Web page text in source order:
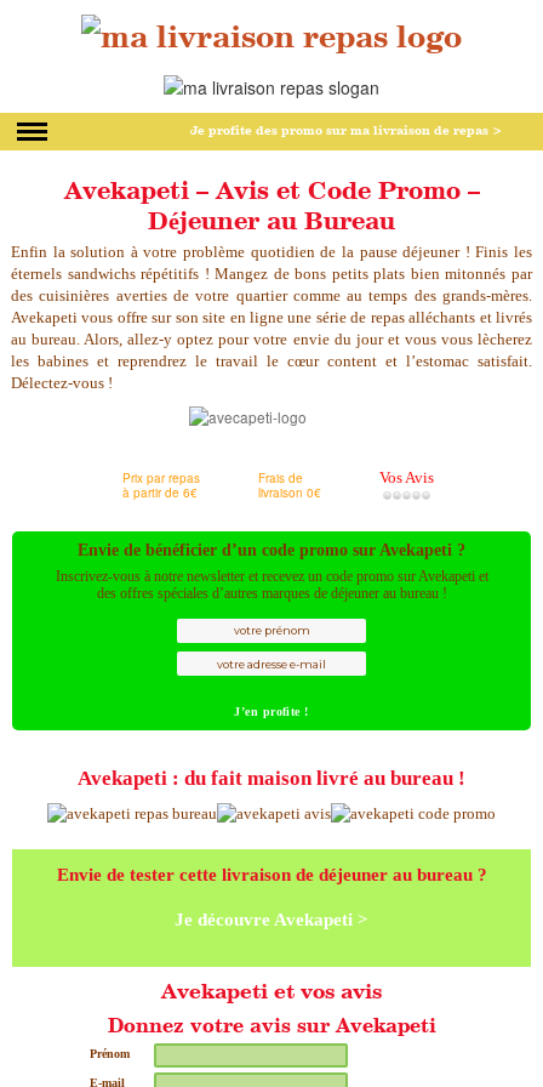
Je profite des promo sur ma livraison de repas >
Avekapeti – Avis et Code Promo –
Déjeuner au Bureau
Enfin la solution à votre problème quotidien de la pause déjeuner ! Finis les
éternels sandwichs répétitifs ! Mangez de bons petits plats bien mitonnés par
des cuisinières averties de votre quartier comme au temps des grands-mères.
Avekapeti vous offre sur son site en ligne une série de repas alléchants et livrés
au bureau. Alors, allez-y optez pour votre envie du jour et vous vous lècherez
les babines et reprendrez le travail le cœur content et l’estomac satisfait.
Délectez-vous !
Prix par repas
à partir de 6€
Frais de
livraison 0€
Vos Avis
Envie de bénéficier d’un code promo sur Avekapeti ?
Inscrivez-vous à notre newsletter et recevez un code promo sur Avekapeti et
des offres spéciales d’autres marques de déjeuner au bureau !
Avekapeti : du fait maison livré au bureau !
Envie de tester cette livraison de déjeuner au bureau ?
Je découvre Avekapeti >
Avekapeti et vos avis
Donnez votre avis sur Avekapeti
Prénom
E-mail